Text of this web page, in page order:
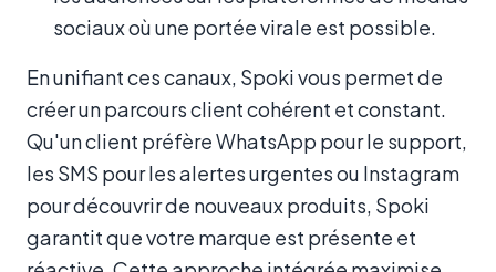
sociaux où une portée virale est possible.
En unifiant ces canaux, Spoki vous permet de
créer un parcours client cohérent et constant.
Qu'un client préfère WhatsApp pour le support,
les SMS pour les alertes urgentes ou Instagram
pour découvrir de nouveaux produits, Spoki
garantit que votre marque est présente et